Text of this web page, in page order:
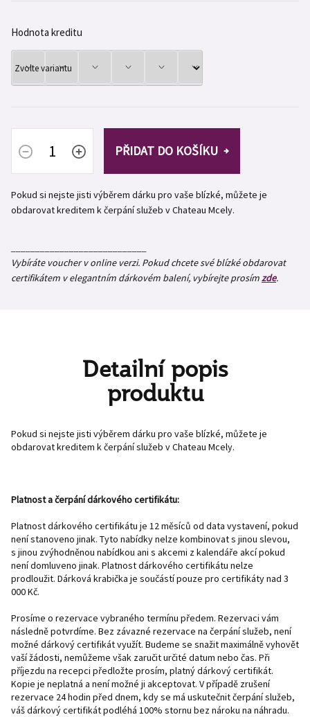
Hodnota kreditu
PŘIDAT DO KOŠÍKU
Pokud si nejste jisti výběrem dárku pro vaše blízké, můžete je
obdarovat kreditem k čerpání služeb v Chateau Mcely.
Vybíráte voucher v online verzi. Pokud chcete své blízké obdarovat
certifikátem v elegantním dárkovém balení, vybírejte prosímzde.
Detailní popis
produktu
Pokud si nejste jisti výběrem dárku pro vaše blízké, můžete je
obdarovat kreditem k čerpání služeb v Chateau Mcely.
Platnost a čerpání dárkového certifikátu:
Platnost dárkového certifikátu je 12 měsíců od data vystavení, pokud
není stanoveno jinak. Tyto nabídky nelze kombinovat s jinou slevou,
s jinou zvýhodněnou nabídkou ani s akcemi z kalendáře akcí pokud
není domluveno jinak. Platnost dárkového certifikátu nelze
prodloužit. Dárková krabička je součástí pouze pro certifikáty nad 3
000 Kč.
Prosíme o rezervace vybraného termínu předem. Rezervaci vám
následně potvrdíme. Bez závazné rezervace na čerpání služeb, není
možné dárkový certifikát využít. Budeme se snažit maximálně vyhovět
vaší žádosti, nemůžeme však zaručit určité datum nebo čas. Při
příjezdu na recepci předložte prosím, platný dárkový certifikát.
Kopie je neplatná a není možné ji akceptovat. V případě zrušení
rezervace 24 hodin před dnem, kdy se má uskutečnit čerpání služeb,
váš dárkový certifikát podléhá 100% stornu bez nároku na náhradu.